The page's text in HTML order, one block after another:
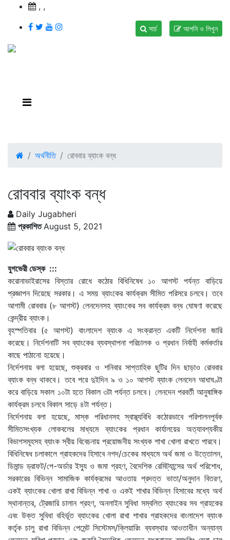
, ,
আপনি ও লিখুন
সার্চ
অর্থনীতি রোববার ব্যাংক বন্ধ
রোববার ব্যাংক বন্ধ
Daily Jugabheri
প্রকাশিতAugust 5, 2021
যুগভেরী ডেস্ক :::
করোনাভাইরাসের বিস্তার রোধে কঠোর বিধিনিষেধ ১০ আগস্ট পর্যন্ত বাড়িয়ে
প্রজ্ঞাপন দিয়েছে সরকার। এ সময় ব্যাংকের কার্যক্রম সীমিত পরিসরে চলবে। তবে
আগামী রোববার (৮ আগস্ট) লেনদেনসহ ব্যাংকের সব কার্যক্রম বন্ধ ঘোষণা করেছে
কেন্দ্রীয় ব্যাংক।
বৃহস্পতিবার (৫ আগস্ট) বাংলাদেশ ব্যাংক এ সংক্রান্ত একটি নির্দেশনা জারি
করেছে। নির্দেশনাটি সব ব্যাংকের ব্যবস্থাপনা পরিচালক ও প্রধান নির্বাহী কর্মকর্তার
কাছে পাঠানো হয়েছে।
নির্দেশনায় বলা হয়েছে, শুক্রবার ও শনিবার সাপ্তাহিক ছুটির দিন ছাড়াও রোববার
ব্যাংক বন্ধ থাকবে। তবে পরে দুইদিন ৯ ও ১০ আগস্ট ব্যাংক লেনদেন আধাঘণ্টা
করে বাড়িয়ে সকাল ১০টা হতে বিকাল ৩টা পর্যন্ত চলবে। লেনদেন পরবর্তী আনুষাঙ্গিক
কার্যক্রম চলবে বিকাল সাড়ে ৪টা পর্যন্ত।
নির্দেশনায় বলা হয়েছে, মাস্ক পরিধানসহ স্বাস্থ্যবিধি কঠোরভাবে পরিপালনপূর্বক
সীমিতসংখ্যক লোকবলের মাধ্যমে ব্যাংকের প্রধান কার্যালয়ের অত্যাবশ্যকীয়
বিভাগসমূহসহ ব্যাংক স্বীয় বিবেচনায় প্রয়োজনীয় সংখ্যক শাখা খোলা রাখতে পারবে।
বিধিনিষেধ চলাকালে গ্রাহকদের হিসাবে নগদ/চেকের মাধ্যমে অর্থ জমা ও উত্তোলন,
ডিমান্ড ড্রাফট/পে-অর্ডার ইস্যু ও জমা গ্রহণ, বৈদেশিক রেমিট্যান্সের অর্থ পরিশোধ,
সরকারের বিভিন্ন সামাজিক কার্যক্রমের আওতায় প্রদত্ত ভাতা/অনুদান বিতরণ,
একই ব্যাংকের খোলা রাখা বিভিন্ন শাখা ও একই শাখার বিভিন্ন হিসাবের মধ্যে অর্থ
স্থানান্তর, ট্রেজারি চালান গ্রহণ, অনলাইন সুবিধা সম্বলিত ব্যাংকের সব গ্রাহকের
এবং উক্ত সুবিধা বহির্ভূত ব্যাংকের খোলা রাখা শাখার গ্রাহকদের বাংলাদেশ ব্যাংক
কর্তৃক চালু রাখা বিভিন্ন পেমেন্ট সিস্টেমস/ক্লিয়ারিং ব্যবস্থার আওতাধীন অন্যান্য